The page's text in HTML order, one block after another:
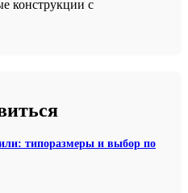
конструкции с
типоразмеры и выбор по